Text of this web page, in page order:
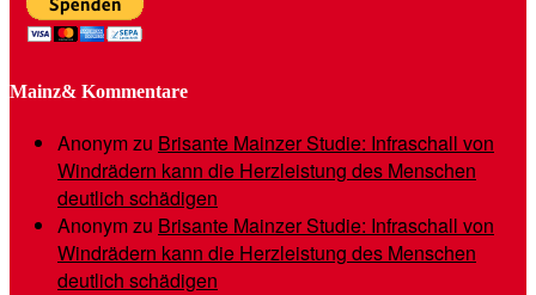
Mainz& Kommentare
Anonymzu Brisante Mainzer Studie: Infraschall von
Windrädern kann die Herzleistung des Menschen
deutlich schädigen
Anonymzu Brisante Mainzer Studie: Infraschall von
Windrädern kann die Herzleistung des Menschen
deutlich schädigen